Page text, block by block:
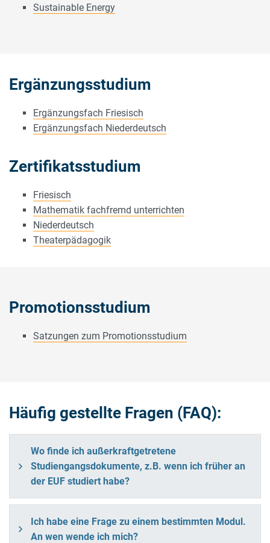
Sustainable Energy
Ergänzungsstudium
Ergänzungsfach Friesisch
Ergänzungsfach Niederdeutsch
Zertifikatsstudium
Friesisch
Mathematik fachfremd unterrichten
Niederdeutsch
Theaterpädagogik
Promotionsstudium
Satzungen zum Promotionsstudium
Häufig gestellte Fragen (FAQ):
Wo finde ich außerkraftgetretene
Studiengangsdokumente, z.B. wenn ich früher an
der EUF studiert habe?
Ich habe eine Frage zu einem bestimmten Modul.
An wen wende ich mich?